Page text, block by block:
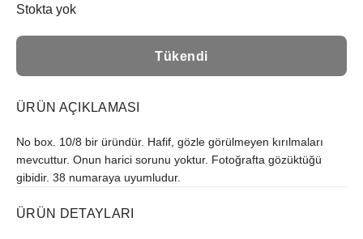
Stokta yok
Tükendi
ÜRÜN AÇIKLAMASI
No box. 10/8 bir üründür. Hafif, gözle görülmeyen kırılmaları
mevcuttur. Onun harici sorunu yoktur. Fotoğrafta gözüktüğü
gibidir. 38 numaraya uyumludur.
ÜRÜN DETAYLARI